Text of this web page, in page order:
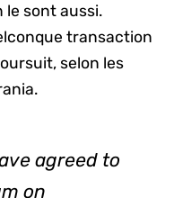
sont aussi.
transaction
selon les
agreed to
on